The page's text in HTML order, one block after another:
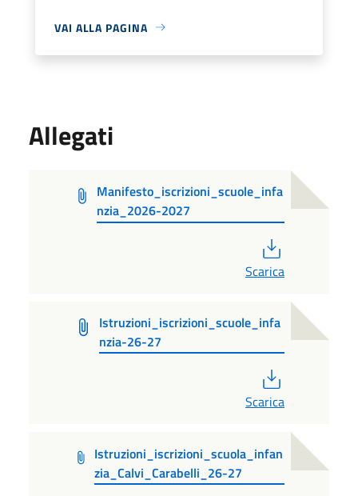
VAI ALLA PAGINA
Allegati
Manifesto_iscrizioni_scuole_infa
nzia_2026-2027
Scarica
Istruzioni_iscrizioni_scuole_infa
nzia-26-27
Scarica
Istruzioni_iscrizioni_scuola_infan
zia_Calvi_Carabelli_26-27